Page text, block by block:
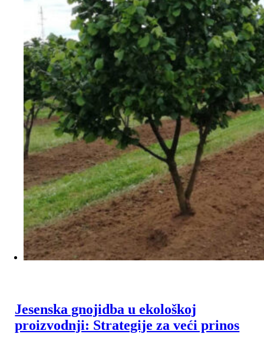
Jesenska gnojidba u ekološkoj
proizvodnji: Strategije za veći prinos